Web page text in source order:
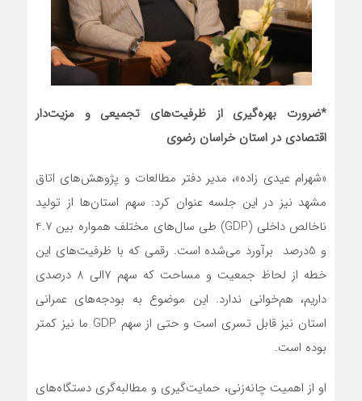
*ضرورت بهره‌گیری از ظرفیت‌های تجمیعی و مزیت‌دار
اقتصادی در استان خراسان رضوی
«شهرام عیدی زاده»، مدیر دفتر مطالعات و پژوهش‌های اتاق
مشهد نیز در این جلسه عنوان کرد: سهم استان‌ها از تولید
ناخالص داخلی (GDP) طی سال‌های مختلف همواره بین 4.7
و 5درصد برآورد می‌شده است. رقمی که با ظرفیت‌های این
خطه از لحاظ جمعیت و مساحت که سهم 7الی 8 درصدی
داریم، هم‌خوانی ندارد. این موضوع به بودجه‌های عمرانی
استان نیز قابل تسری است و حتی از سهم GDP ما نیز کمتر
بوده است.
او از اهمیت چانه‌زنی، حمایت‌گیری و مطالبه‌گری دستگاه‌های